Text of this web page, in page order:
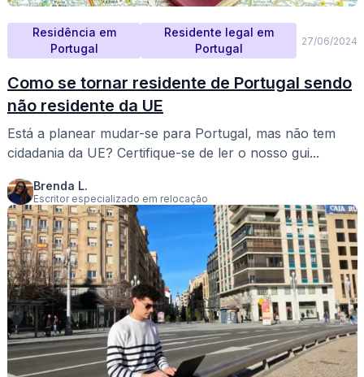
Residência em
Portugal
Residente legal em
Portugal
27/06/2024
Como se tornar residente de Portugal sendo
não residente da UE
Está a planear mudar-se para Portugal, mas não tem
cidadania da UE? Certifique-se de ler o nosso gui...
Brenda L.
Escritor especializado em relocação